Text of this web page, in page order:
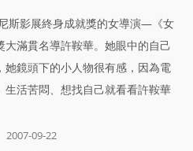
斯影展終身成就獎的女導演—《女
大滿貫名導許鞍華。她眼中的自己
鏡頭下的小人物很有感，因為電
活苦悶、想找自己就看看許鞍華
2007-09-22